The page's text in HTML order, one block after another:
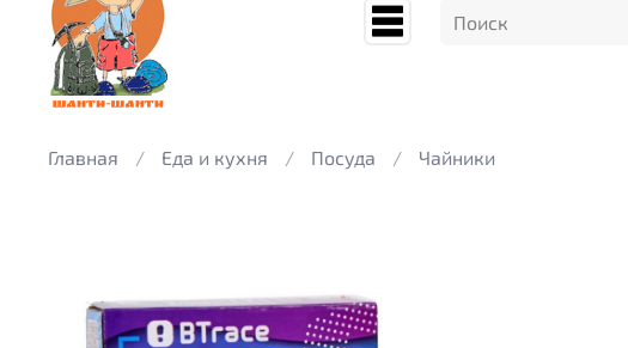
Главная Еда и кухня Посуда Чайники